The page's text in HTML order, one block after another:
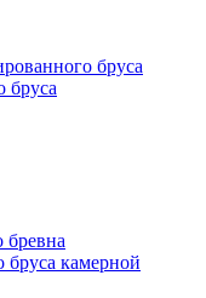
бруса
бруса
бревна
бруса камерной